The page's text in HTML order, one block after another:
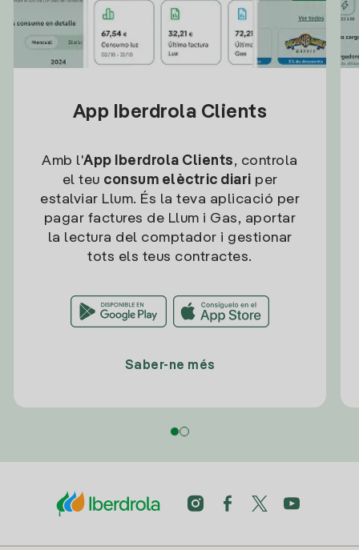
App Iberdrola Clients
Amb l'App Iberdrola Clients, controla
el teu consum elèctric diari per
estalviar Llum. És la teva aplicació per
pagar factures de Llum i Gas, aportar
la lectura del comptador i gestionar
tots els teus contractes.
Saber-ne més